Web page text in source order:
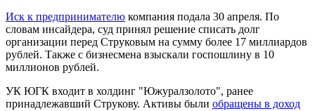
Иск к предпринимателю компания подала 30 апреля. По
словам инсайдера, суд принял решение списать долг
организации перед Струковым на сумму более 17 миллиардов
рублей. Также с бизнесмена взыскали госпошлину в 10
миллионов рублей.
УК ЮГК входит в холдинг "Южуралзолото", ранее
принадлежавший Струкову. Активы были обращены в доход